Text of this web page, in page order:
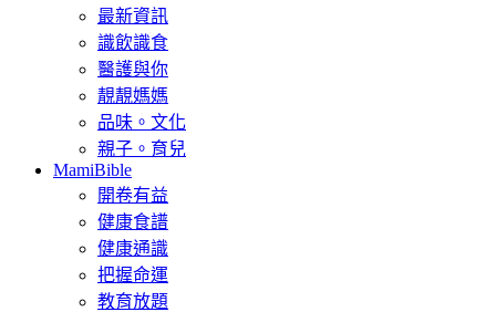
最新資訊
識飲識食
醫護與你
靚靚媽媽
品味。文化
親子。育兒
MamiBible
開卷有益
健康食譜
健康通識
把握命運
教育放題